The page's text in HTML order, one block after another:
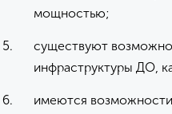
мощностью;
существуют
инфраструктуры ДО,
имеются